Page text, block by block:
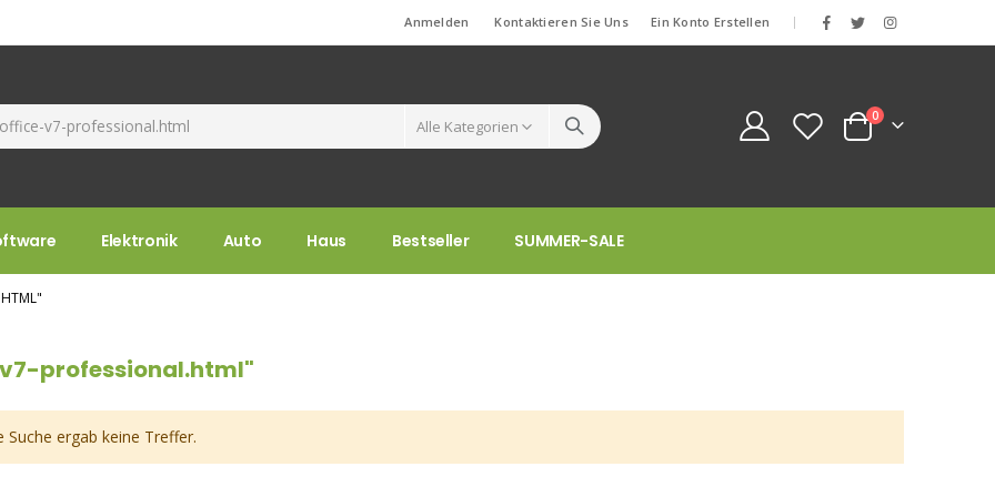
Anmelden Kontaktieren Sie Uns Ein Konto Erstellen |
Cart
0Artikel
Elektronik Auto Haus Bestseller SUMMER-SALE
professional.html"
Suche ergab keine Treffer.